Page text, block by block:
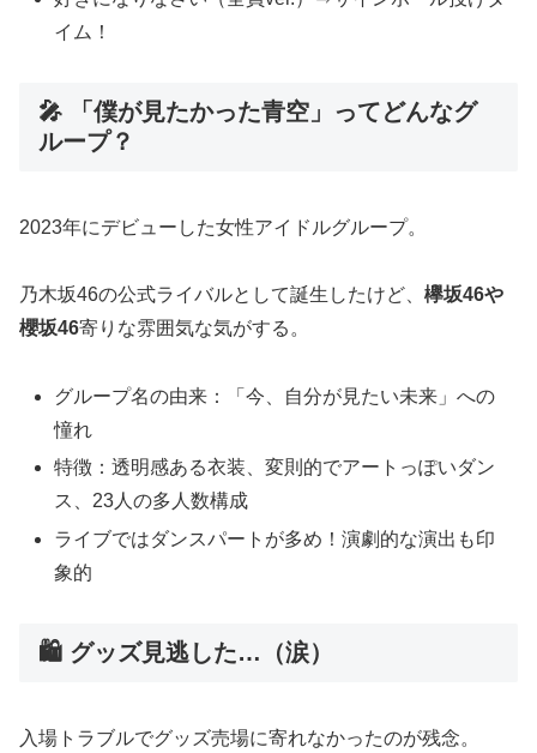
イム！
🎤 「僕が見たかった青空」ってどんなグ
ループ？
2023年にデビューした女性アイドルグループ。
乃木坂46の公式ライバルとして誕生したけど、 欅坂46や
櫻坂46寄りな雰囲気な気がする。
グループ名の由来：「今、自分が見たい未来」への
憧れ
特徴：透明感ある衣装、変則的でアートっぽいダン
ス、23人の多人数構成
ライブではダンスパートが多め！演劇的な演出も印
象的
🛍 グッズ見逃した…（涙）
入場トラブルでグッズ売場に寄れなかったのが残念。